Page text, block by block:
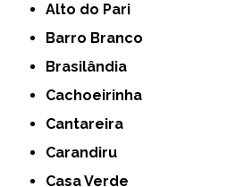
Alto do Pari
Barro Branco
Brasilândia
Cachoeirinha
Cantareira
Carandiru
Casa Verde